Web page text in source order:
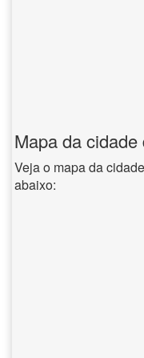
Mapa da
Veja o mapa da
abaixo: